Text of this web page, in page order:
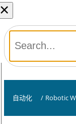
×
自动化 / Robotic